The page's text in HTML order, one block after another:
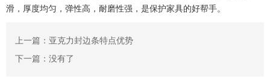
滑，厚度均匀，弹性高，耐磨性强，是保护家具的好帮手。
上一篇：亚克力封边条特点优势
下一篇：没有了